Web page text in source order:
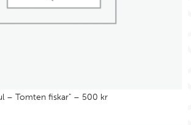
– Tomten fiskar" – 500 kr